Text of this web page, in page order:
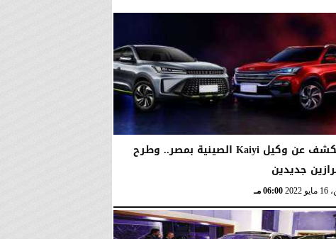
الكشف عن وكيل Kaiyi الصينية بمصر.. وطرح
جديدين
2022 06:00 مـ